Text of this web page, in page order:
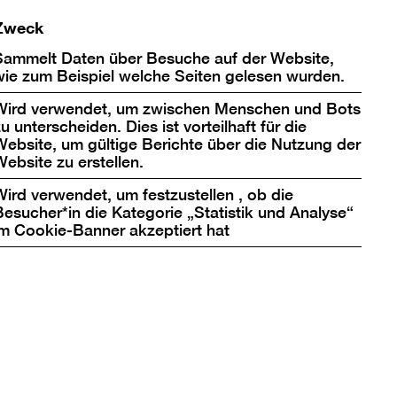
eine wichtige
Altbauten begegnet
Seit der Teilung
die DDR
Reste der Altstadt
Bezug zur
und Reliefs einem
Stadtreparatur war
Identität und
Daten über Besuche auf der Website,
zum Beispiel welche Seiten gelesen wurden.
verwendet, um zwischen Menschen und Bots
unterscheiden. Dies ist vorteilhaft für die
um gültige Berichte über die Nutzung der
zu erstellen.
verwendet, um festzustellen , ob die
die Kategorie „Statistik und Analyse“
Cookie-Banner akzeptiert hat